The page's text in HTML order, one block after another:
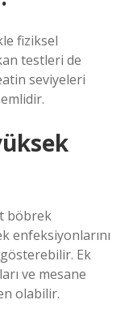
fiziksel
testleri de
seviyeleri
böbrek
enfeksiyonlarını
Ek
ve mesane
olabilir.